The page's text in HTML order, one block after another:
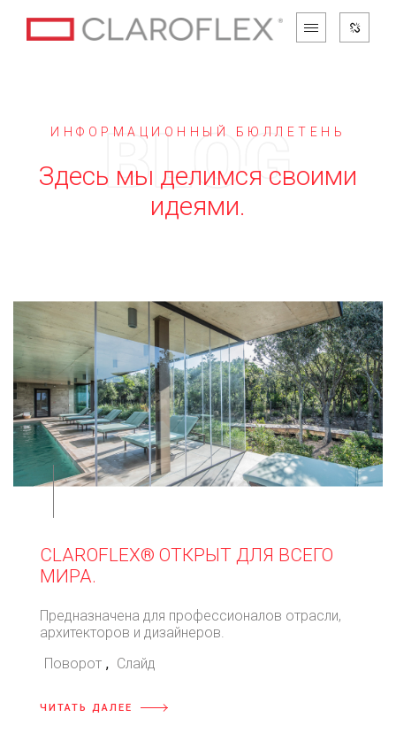
ИНФОРМАЦИОННЫЙ БЮЛЛЕТЕНЬ
Здесь мы делимся своими
идеями.
CLAROFLEX® ОТКРЫТ ДЛЯ ВСЕГО
МИРА.
Предназначена для профессионалов отрасли,
архитекторов и дизайнеров.
Поворот , Слайд
ЧИТАТЬ ДАЛЕЕ